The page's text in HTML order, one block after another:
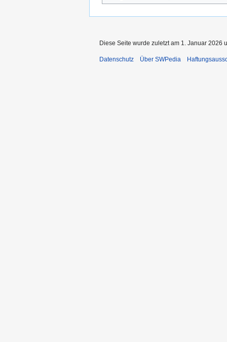
Diese Seite wurde zuletzt am 1. Januar 2026
Datenschutz Über SWPedia